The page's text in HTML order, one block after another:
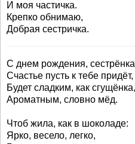
И моя частичка.
Крепко обнимаю,
Добрая сестричка.
С днем рождения,
Счастье пусть к тебе придёт,
Будет сладким, как сгущёнка,
Ароматным, словно мёд.
Чтоб жила, как в шоколаде:
Ярко, весело, легко,